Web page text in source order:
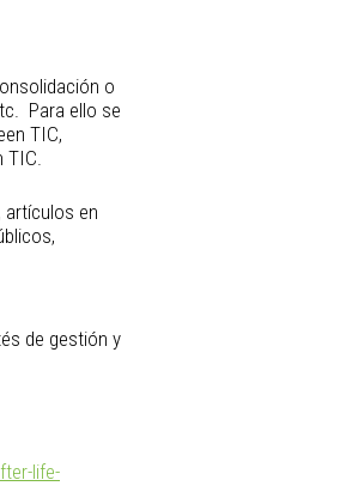
o
Para ello se
TIC,
artículos en
de gestión y
life-